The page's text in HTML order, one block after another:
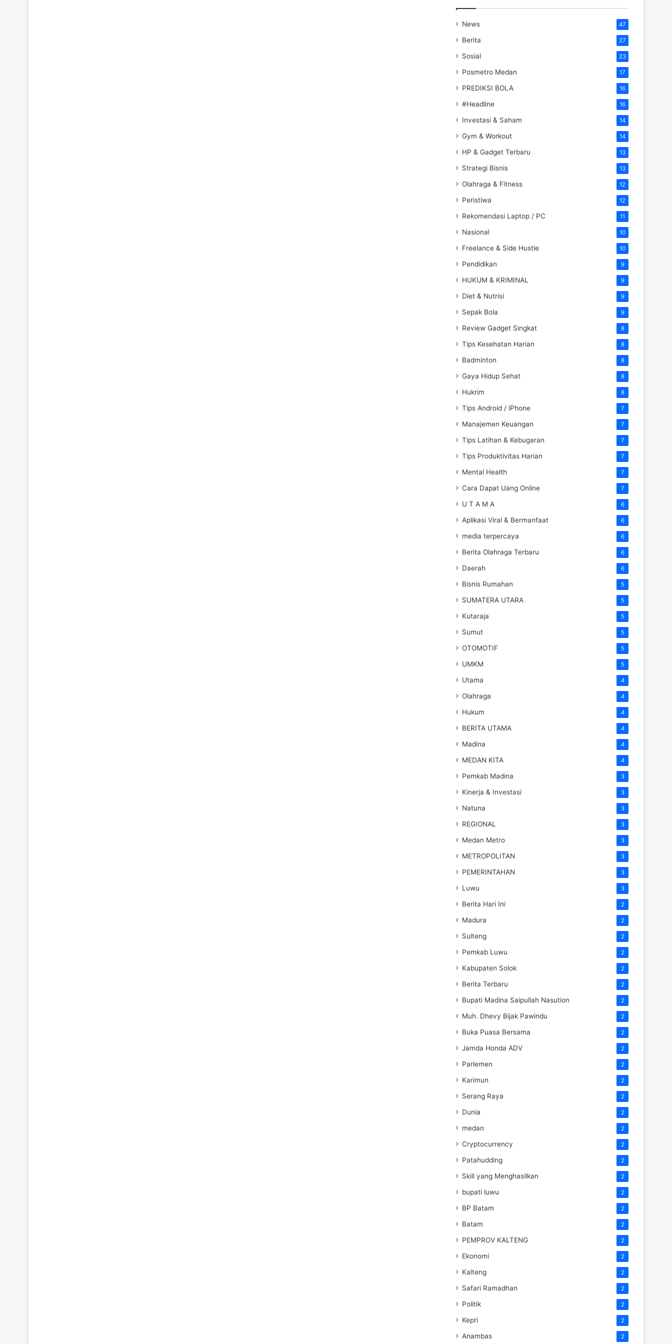
News 47
Berita 27
Sosial 23
Posmetro Medan 17
PREDIKSI BOLA 16
#Headline 16
Investasi & Saham 14
Gym & Workout 14
HP & Gadget Terbaru 13
Strategi Bisnis 13
Olahraga & Fitness 12
Peristiwa 12
Rekomendasi Laptop / PC 11
Nasional 10
Freelance & Side Hustle 10
Pendidikan 9
HUKUM & KRIMINAL 9
Diet & Nutrisi 9
Sepak Bola 9
Review Gadget Singkat 8
Tips Kesehatan Harian 8
Badminton 8
Gaya Hidup Sehat 8
Hukrim 8
Tips Android / iPhone 7
Manajemen Keuangan 7
Tips Latihan & Kebugaran 7
Tips Produktivitas Harian 7
Mental Health 7
Cara Dapat Uang Online 7
U T A M A 6
Aplikasi Viral & Bermanfaat 6
media terpercaya 6
Berita Olahraga Terbaru 6
Daerah 6
Bisnis Rumahan 5
SUMATERA UTARA 5
Kutaraja 5
Sumut 5
OTOMOTIF 5
UMKM 5
Utama 4
Olahraga 4
Hukum 4
BERITA UTAMA 4
Madina 4
MEDAN KITA 4
Pemkab Madina 3
Kinerja & Investasi 3
Natuna 3
REGIONAL 3
Medan Metro 3
METROPOLITAN 3
PEMERINTAHAN 3
Luwu 3
Berita Hari Ini 2
Madura 2
Sulteng 2
Pemkab Luwu 2
Kabupaten Solok 2
Berita Terbaru 2
Bupati Madina Saipullah Nasution 2
Muh. Dhevy Bijak Pawindu 2
Buka Puasa Bersama 2
Jamda Honda ADV 2
Parlemen 2
Karimun 2
Serang Raya 2
Dunia 2
medan 2
Cryptocurrency 2
Patahudding 2
Skill yang Menghasilkan 2
bupati luwu 2
BP Batam 2
Batam 2
PEMPROV KALTENG 2
Ekonomi 2
Kalteng 2
Safari Ramadhan 2
Politik 2
Kepri 2
Anambas 2